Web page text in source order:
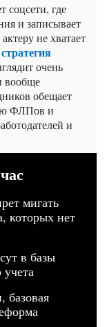
соцсети, где
и записывает
не хватает
стратегия
очень
вообще
обещает
ФЛПов и
и
мигать
которых нет
в базы
базовая